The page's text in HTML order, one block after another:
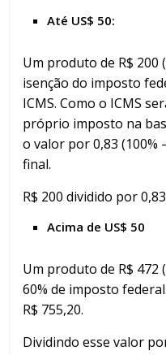
Até US$ 50:
Um produto de R$ 200
isenção do imposto
ICMS. Como o ICMS
próprio imposto na
o valor por 0,83 (100%
final.
R$ 200 dividido por
Acima de US$ 50
Um produto de R$ 472
60% de imposto
R$ 755,20.
Dividindo esse valor